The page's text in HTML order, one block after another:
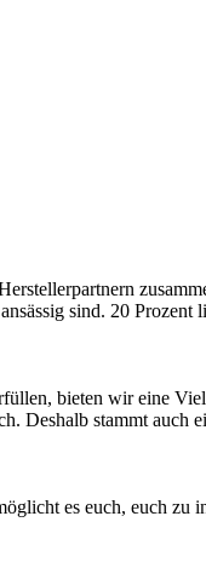
sind. 20
bieten wir eine
Deshalb stammt auch
es euch, euch zu